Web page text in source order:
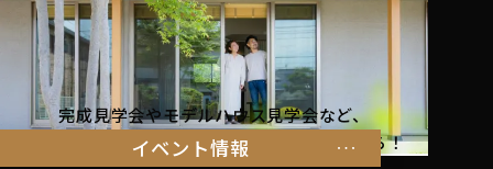
イベント情報
完成見学会やモデルハウス見学会など、
暮らしを体感できるイベント情報はこちらから！